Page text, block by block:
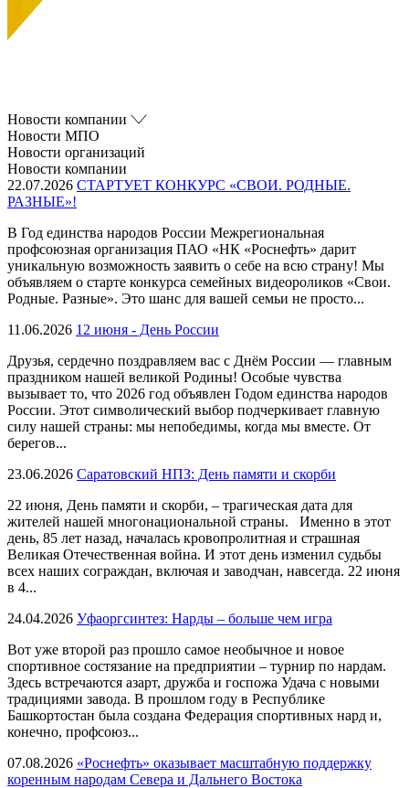
Новости компании
Новости МПО
Новости организаций
Новости компании
22.07.2026 СТАРТУЕТ КОНКУРС «СВОИ. РОДНЫЕ.
РАЗНЫЕ»!
В Год единства народов России Межрегиональная
профсоюзная организация ПАО «НК «Роснефть» дарит
уникальную возможность заявить о себе на всю страну! Мы
объявляем о старте конкурса семейных видеороликов «Свои.
Родные. Разные». Это шанс для вашей семьи не просто...
11.06.2026 12 июня - День России
Друзья, сердечно поздравляем вас с Днём России — главным
праздником нашей великой Родины! Особые чувства
вызывает то, что 2026 год объявлен Годом единства народов
России. Этот символический выбор подчеркивает главную
силу нашей страны: мы непобедимы, когда мы вместе. От
берегов...
23.06.2026 Саратовский НПЗ: День памяти и скорби
22 июня, День памяти и скорби, – трагическая дата для
жителей нашей многонациональной страны. Именно в этот
день, 85 лет назад, началась кровопролитная и страшная
Великая Отечественная война. И этот день изменил судьбы
всех наших сограждан, включая и заводчан, навсегда. 22 июня
в 4...
24.04.2026 Уфаоргсинтез: Нарды – больше чем игра
Вот уже второй раз прошло самое необычное и новое
спортивное состязание на предприятии – турнир по нардам.
Здесь встречаются азарт, дружба и госпожа Удача с новыми
традициями завода. В прошлом году в Республике
Башкортостан была создана Федерация спортивных нард и,
конечно, профсоюз...
07.08.2026 «Роснефть» оказывает масштабную поддержку
коренным народам Севера и Дальнего Востока